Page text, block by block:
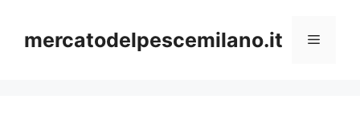
contenuto
mercatodelpescemilano.it Menu